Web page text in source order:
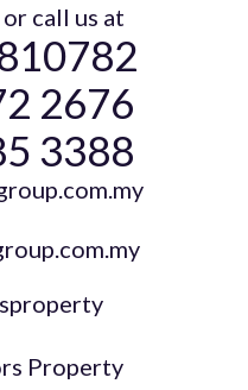
call us at
2676
3388
Property